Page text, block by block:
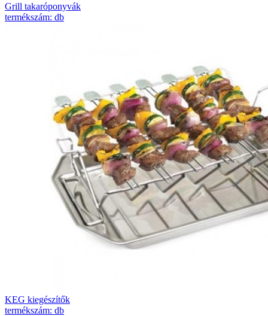
Grill takaróponyvák
termékszám: db
KEG kiegészítők
termékszám: db